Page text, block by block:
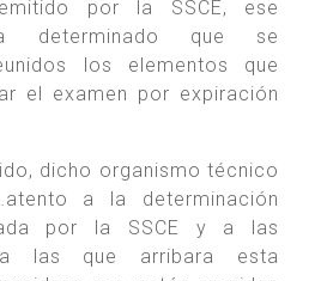
por la SSCE, ese
determinado que se
los elementos que
el examen por expiración
dicho organismo técnico
a la determinación
por la SSCE y a las
a las que arribara esta